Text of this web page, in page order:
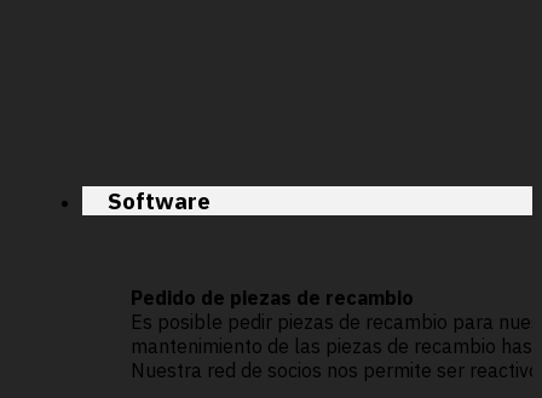
Software
Pedido de piezas de recambio
Es posible pedir piezas de recambio para
mantenimiento de las piezas de recambio
Nuestra red de socios nos permite ser